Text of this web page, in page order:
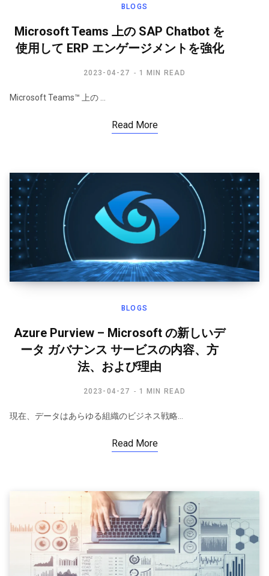
BLOGS
Microsoft Teams 上の SAP Chatbot を
使用して ERP エンゲージメントを強化
2023-04-27 1 MIN READ
Microsoft Teams™ 上の …
Read More
BLOGS
Azure Purview – Microsoft の新しいデ
ータ ガバナンス サービスの内容、方
法、および理由
2023-04-27 1 MIN READ
現在、データはあらゆる組織のビジネス戦略…
Read More